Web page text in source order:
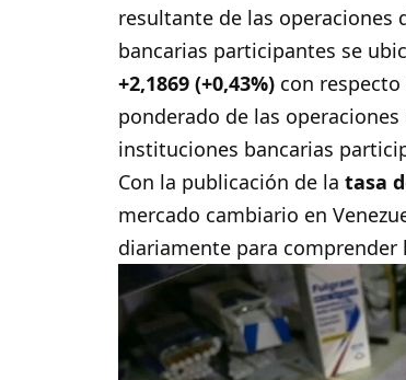
resultante de las operaciones
bancarias participantes se
+2,1869 (+0,43%) con
ponderado de las
instituciones bancarias
Con la publicación de latasa
mercado cambiario en
diariamente para